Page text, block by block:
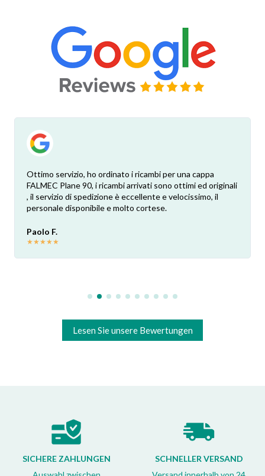
Ottimo servizio, ho ordinato i ricambi per una cappa
FALMEC Plane 90, i ricambi arrivati sono ottimi ed originali
, il servizio di spedizione è eccellente e velocissimo, il
personale disponibile e molto cortese.
Paolo F.
★★★★★
Lesen Sie unsere Bewertungen
SICHERE ZAHLUNGEN
SCHNELLER VERSAND